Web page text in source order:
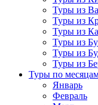
Туры из
Туры из
Туры из
Туры из
Туры из
Туры из
Туры по
Январь
Февраль